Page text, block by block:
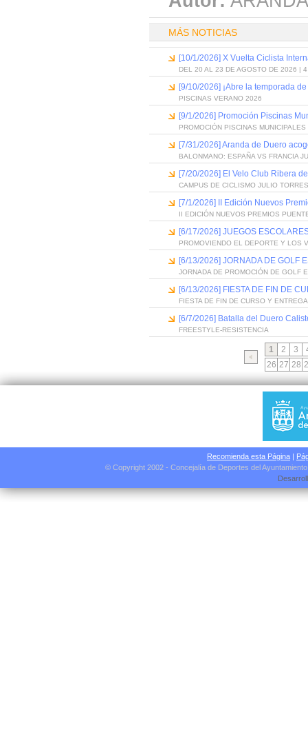
MÁS NOTICIAS
[10/1/2026] X Vuelta Ciclista
DEL 20 AL 23 DE AGOSTO DE 2026 | 4
[9/10/2026] ¡Abre la temporada
PISCINAS VERANO 2026
[9/1/2026] Promoción Piscinas
PROMOCIÓN PISCINAS
[7/31/2026] Aranda de Duero
BALONMANO: ESPAÑA VS FRANCIA
[7/20/2026] El Velo Club Ribera
CAMPUS DE CICLISMO JULIO
[7/1/2026] II Edición Nuevos
II EDICIÓN NUEVOS PREMIOS
[6/17/2026] JUEGOS
PROMOVIENDO EL DEPORTE Y LOS
[6/13/2026] JORNADA DE GOLF
JORNADA DE PROMOCIÓN DE GOLF
[6/13/2026] FIESTA DE FIN DE
FIESTA DE FIN DE CURSO Y
[6/7/2026] Batalla del Duero
FREESTYLE-RESISTENCIA
1 2 3
26 27 28
Recomienda esta Página |
© Copyright 2002 - Concejalía de Deportes del